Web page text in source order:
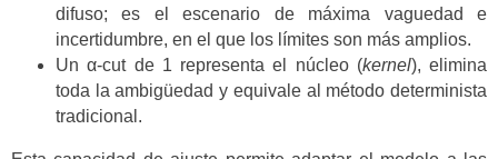
difuso; es el escenario de máxima vaguedad e
incertidumbre, en el que los límites son más amplios.
Un α-cut de 1 representa el núcleo (kernel), elimina
toda la ambigüedad y equivale al método determinista
tradicional.